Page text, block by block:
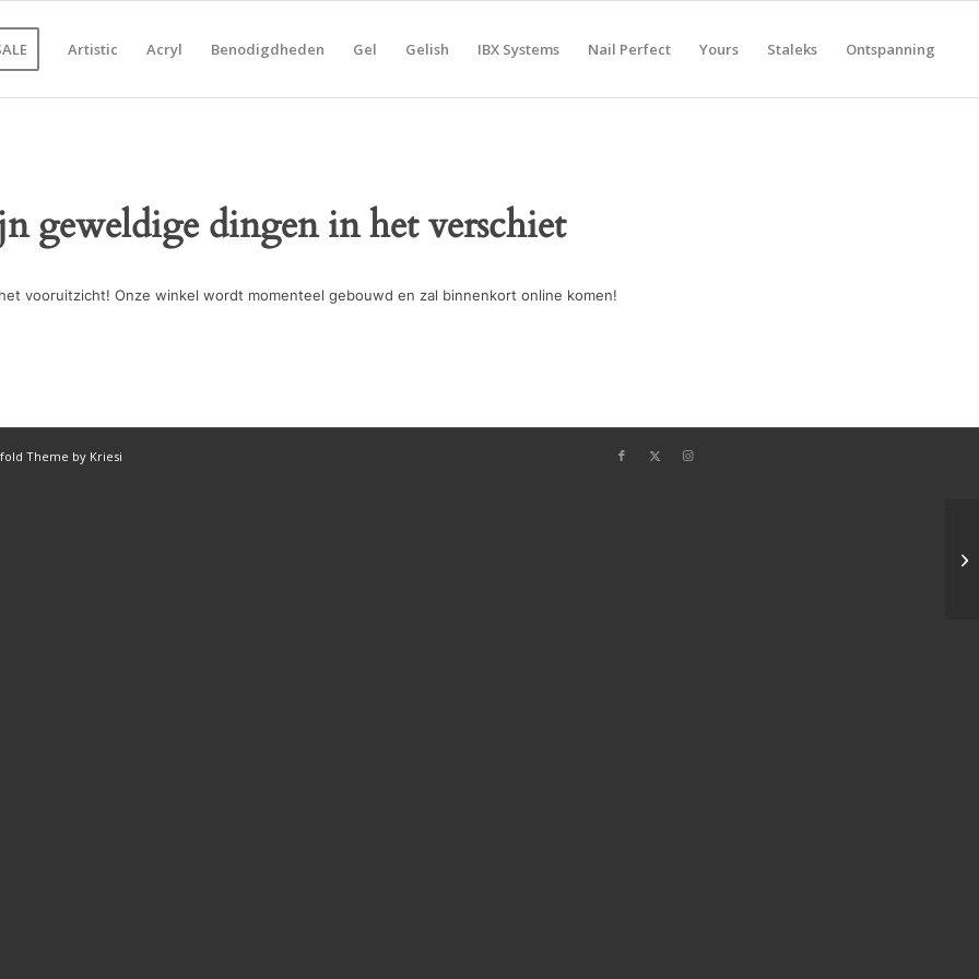
Artistic Acryl Benodigdheden Gel Gelish IBX Systems Nail Perfect Yours Staleks Ontspanning
geweldige dingen in het verschiet
vooruitzicht! Onze winkel wordt momenteel gebouwd en zal binnenkort online komen!
Theme by Kriesi